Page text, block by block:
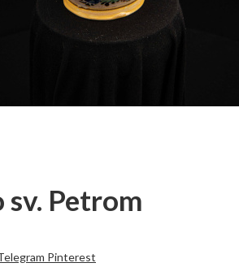
sv. Petrom
Pinterest